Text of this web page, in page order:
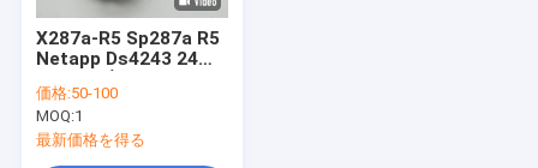
X287a-R5 Sp287a R5
Netapp Ds4243 24湾
SAS HDD 108-
00166+C0
価格:50-100
MOQ:1
最新価格を得る